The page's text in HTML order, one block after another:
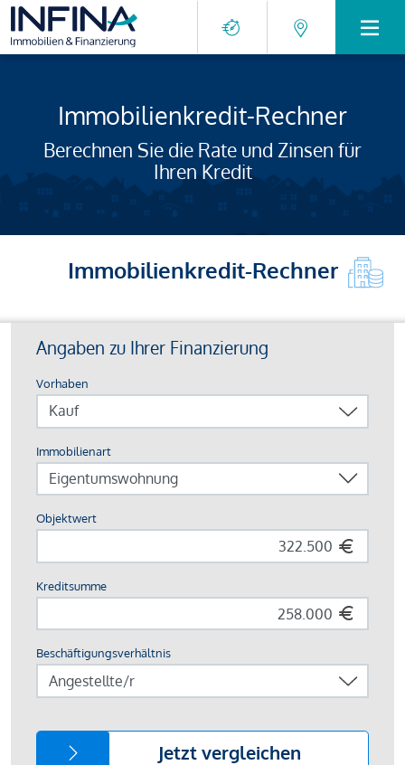
Immobilienkredit-Rechner
Berechnen Sie die Rate und Zinsen für
Ihren Kredit
Immobilienkredit-Rechner